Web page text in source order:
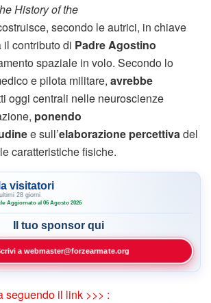
History of the
secondo le autrici, in chiave
contributo di Padre Agostino
spaziale in volo. Secondo lo
e pilota militare, avrebbe
oggi centrali nelle neuroscienze
ponendo
e sull’elaborazione percettivadel
caratteristiche fisiche.
visitatori
28 giorni
·Aggiornato al 06 Agosto 2026
Il tuo sponsor qui
a webmaster@forzearmate.org
seguendo il link >>> :